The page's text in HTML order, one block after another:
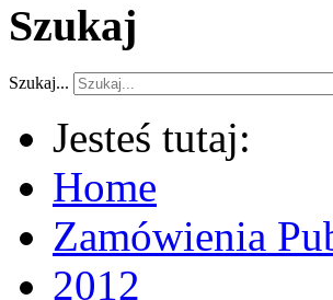
Szukaj
Szukaj...
Jesteś tutaj:
Home
Zamówienia
2012